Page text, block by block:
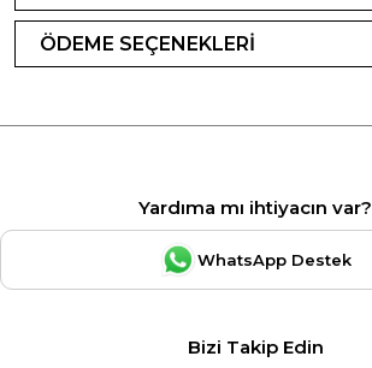
ÖDEME SEÇENEKLERİ
Yardıma mı ihtiyacın var?
WhatsApp Destek
Bizi Takip Edin